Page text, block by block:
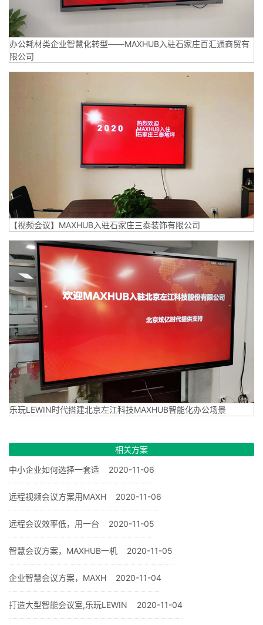
办公耗材类企业智慧化转型——MAXHUB入驻石家庄百汇通商贸有
限公司
【视频会议】MAXHUB入驻石家庄三泰装饰有限公司
乐玩LEWIN时代搭建北京左江科技MAXHUB智能化办公场景
相关方案
中小企业如何选择一套适 2020-11-06
远程视频会议方案用MAXH 2020-11-06
远程会议效率低，用一台 2020-11-05
智慧会议方案，MAXHUB一机 2020-11-05
企业智慧会议方案，MAXH 2020-11-04
打造大型智能会议室,乐玩LEWIN 2020-11-04